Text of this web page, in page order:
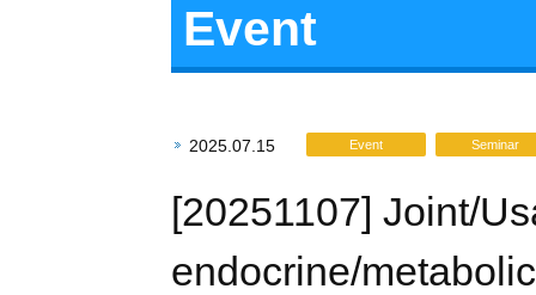
Event
2025.07.15 Event Seminar
[20251107] Joint/
endocrine/